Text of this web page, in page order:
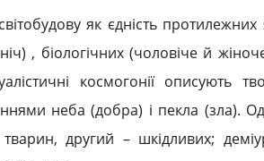
як єдність
, біологічних (чоловіче й
космогонії описують
неба (добра) і пекла (зла).
другий – шкідливих;